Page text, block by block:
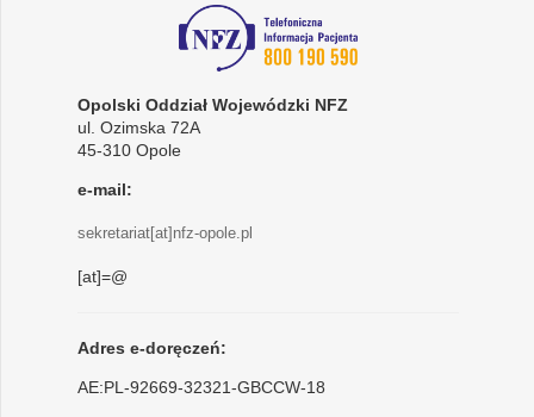
Opolski Oddział Wojewódzki NFZ
ul. Ozimska 72A
45-310 Opole
e-mail:
sekretariat[at]nfz-opole.pl
[at]=@
Adres e-doręczeń:
AE:PL-92669-32321-GBCCW-18